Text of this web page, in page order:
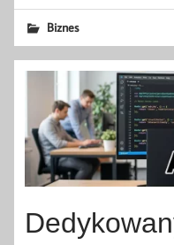
Biznes